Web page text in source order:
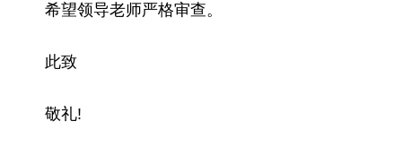
希望领导老师严格审查。
此致
敬礼!